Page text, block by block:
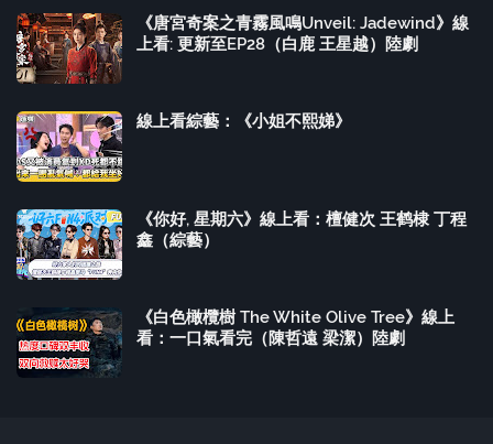
《唐宮奇案之青霧風鳴Unveil: Jadewind》線
上看: 更新至EP28（白鹿 王星越）陸劇
線上看綜藝：《小姐不熙娣》
《你好, 星期六》線上看：檀健次 王鹤棣 丁程
鑫（綜藝）
《白色橄欖樹 The White Olive Tree》線上
看：一口氣看完（陳哲遠 梁潔）陸劇